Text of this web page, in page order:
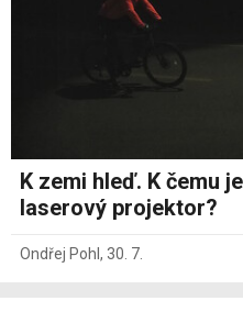
K zemi hleď. K čemu
laserový projektor?
Ondřej Pohl , 30. 7.